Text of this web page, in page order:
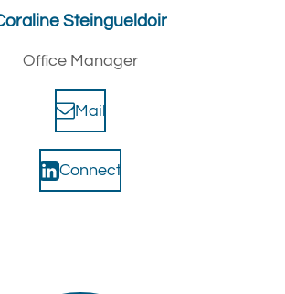
Steingueldoir
Office Manager
Mail
Connect